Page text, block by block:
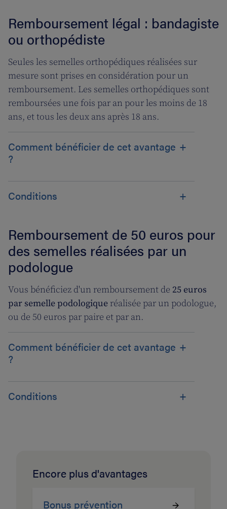
Remboursement légal : bandagiste
ou orthopédiste
Seules les semelles orthopédiques réalisées sur
mesure sont prises en considération pour un
remboursement. Les semelles orthopédiques sont
remboursées une fois par an pour les moins de 18
ans, et tous les deux ans après 18 ans.
Comment bénéficier de cet avantage
?
Conditions
Remboursement de 50 euros pour
des semelles réalisées par un
podologue
Vous bénéficiez d'un remboursement de 25 euros
par semelle podologique réalisée par un podologue,
ou de 50 euros par paire et par an.
Comment bénéficier de cet avantage
?
Conditions
Encore plus d'avantages
Bonus prévention